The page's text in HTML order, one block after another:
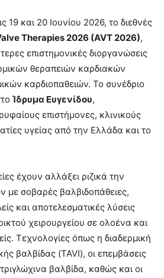
19 και 20 Ιουνίου 2026, το διεθνές
Therapies 2026 (AVT 2026),
επιστημονικές διοργανώσεις
θεραπειών καρδιακών
καρδιοπαθειών. Το συνέδριο
Ίδρυμα Ευγενίδου,
επιστήμονες, κλινικούς
υγείας από την Ελλάδα και το
έχουν αλλάξει ριζικά την
με σοβαρές βαλβιδοπάθειες,
και αποτελεσματικές λύσεις
χειρουργείου σε ολοένα και
Τεχνολογίες όπως η διαδερμική
βαλβίδας (TAVI), οι επεμβάσεις
βαλβίδα, καθώς και οι